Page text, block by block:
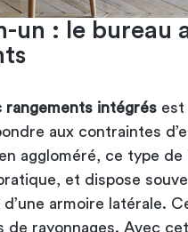
un : le bureau
rangements intégrés est
aux contraintes
aggloméré, ce type de
et dispose
armoire latérale.
de rayonnages. Avec